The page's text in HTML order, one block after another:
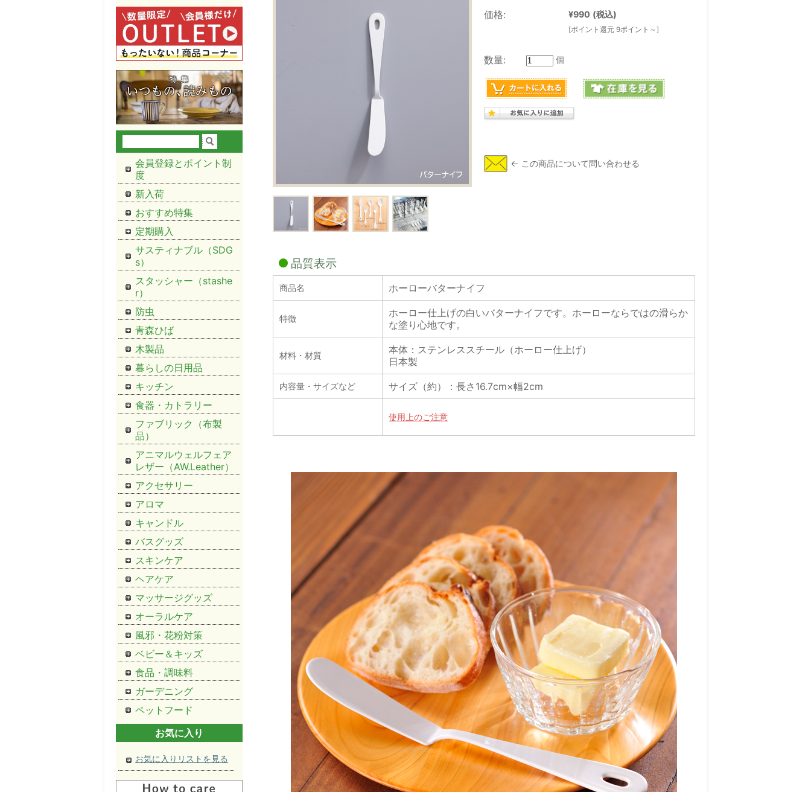
価格: ¥990 (税込)
[ポイント還元 9ポイント～]
数量: 個
品質表示
商品名 ホーローバターナイフ
特徴
ホーロー仕上げの白いバターナイフです。ホーローならではの滑らか
な塗り心地です。
材料・材質
本体：ステンレススチール（ホーロー仕上げ）
日本製
内容量・サイズなど サイズ（約）：長さ16.7cm×幅2cm
使用上のご注意
会員登録とポイント制
度
新入荷
おすすめ特集
定期購入
サスティナブル（SDG
s）
スタッシャー（stashe
r）
防虫
青森ひば
木製品
暮らしの日用品
キッチン
食器・カトラリー
ファブリック（布製
品）
アニマルウェルフェア
レザー（AW.Leather）
アクセサリー
アロマ
キャンドル
バスグッズ
スキンケア
ヘアケア
マッサージグッズ
オーラルケア
風邪・花粉対策
ベビー＆キッズ
食品・調味料
ガーデニング
ペットフード
お気に入り
お気に入りリストを見る